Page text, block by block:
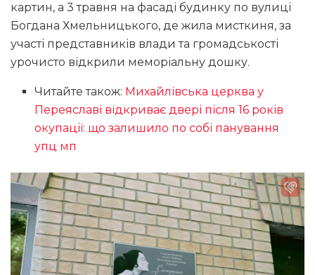
картин, а 3 травня на фасаді будинку по вулиці
Богдана Хмельницького, де жила мисткиня, за
участі представників влади та громадськості
урочисто відкрили меморіальну дошку.
Читайте також: Михайлівська церква у
Переяславі відкриває двері після 16 років
окупації: що залишило по собі панування
упц мп